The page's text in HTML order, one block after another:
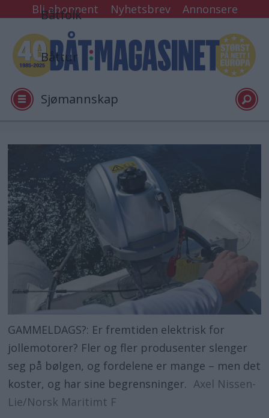
Bli abonnent Nyhetsbrev Annonsere
Båtfolk
Båttur
Sjømannskap
Tester
Arkiv
Video
Logg inn
GAMMELDAGS?: Er fremtiden elektrisk for
jollemotorer? Fler og fler produsenter slenger
seg på bølgen, og fordelene er mange – men det
koster, og har sine begrensninger. Axel Nissen-
Lie/Norsk Maritimt F